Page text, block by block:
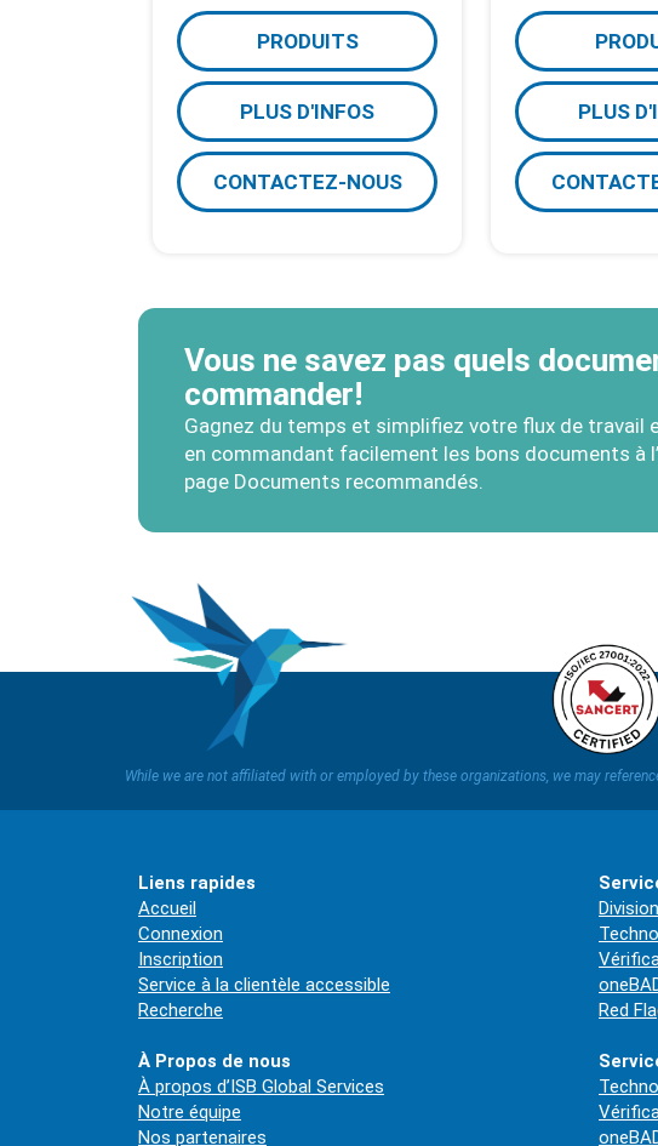
PRODUITS
PLUS D'INFOS
CONTACTEZ-NOUS
PLUS
Vous ne savez pas quels
commander!
Gagnez du temps et simplifiez votre flux de travail
en commandant facilement les bons documents à
page Documents recommandés.
While we are not affiliated with or employed by these organizations, we may
Liens rapides
Accueil
Connexion
Inscription
Service à la clientèle accessible
Recherche
À Propos de nous
À propos d’ISB Global Services
Notre équipe
Nos partenaires
Red